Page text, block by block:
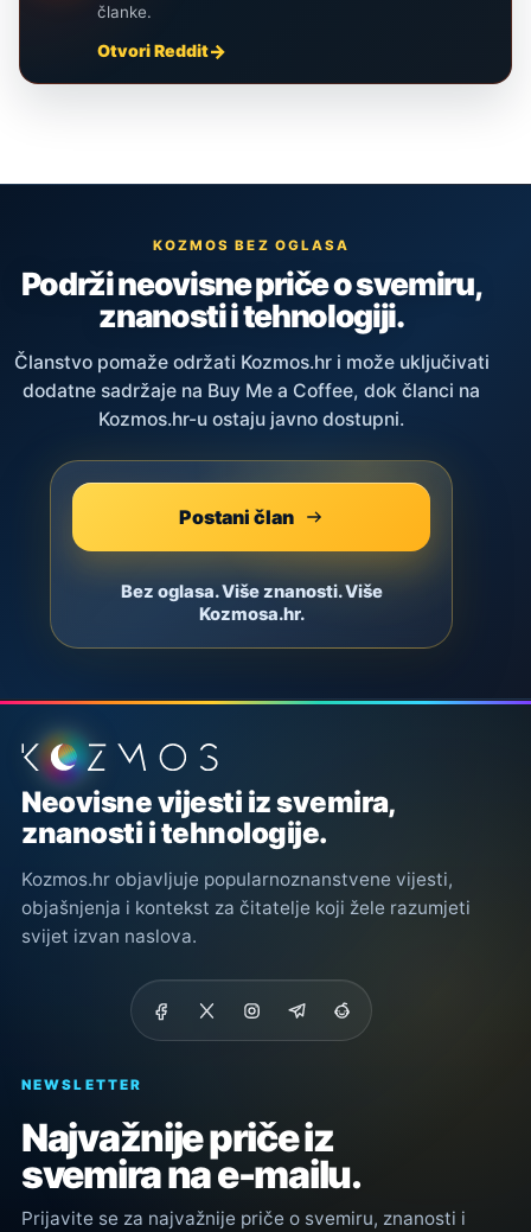
članke.
Otvori Reddit
KOZMOS BEZ OGLASA
Podrži neovisne priče o svemiru,
znanosti i tehnologiji.
Članstvo pomaže održati Kozmos.hr i može uključivati
dodatne sadržaje na Buy Me a Coffee, dok članci na
Kozmos.hr-u ostaju javno dostupni.
Postani član
Bez oglasa. Više znanosti. Više
Kozmosa.hr.
Podnožje stranice
Neovisne vijesti iz svemira,
znanosti i tehnologije.
Kozmos.hr objavljuje popularnoznanstvene vijesti,
objašnjenja i kontekst za čitatelje koji žele razumjeti
svijet izvan naslova.
NEWSLETTER
Najvažnije priče iz
svemira na e-mailu.
Prijavite se za najvažnije priče o svemiru, znanosti i